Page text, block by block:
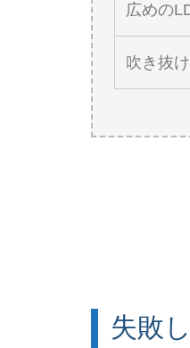
広めの
吹き抜
失敗